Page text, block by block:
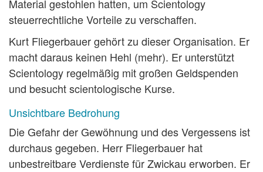
Material gestohlen hatten, um Scientology
steuerrechtliche Vorteile zu verschaffen.
Kurt Fliegerbauer gehört zu dieser Organisation. Er
macht daraus keinen Hehl (mehr). Er unterstützt
Scientology regelmäßig mit großen Geldspenden
und besucht scientologische Kurse.
Unsichtbare Bedrohung
Die Gefahr der Gewöhnung und des Vergessens ist
durchaus gegeben. Herr Fliegerbauer hat
unbestreitbare Verdienste für Zwickau erworben. Er